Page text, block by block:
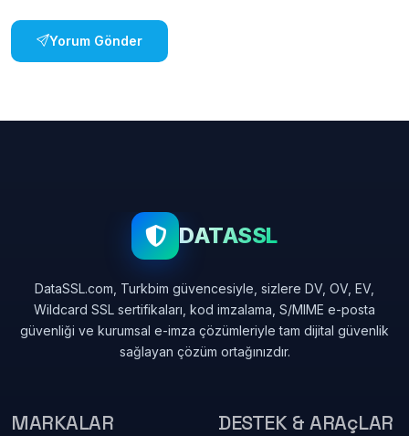
Yorum Gönder
DATASSL
DataSSL.com, Turkbim güvencesiyle, sizlere DV, OV, EV,
Wildcard SSL sertifikaları, kod imzalama, S/MIME e-posta
güvenliği ve kurumsal e-imza çözümleriyle tam dijital güvenlik
sağlayan çözüm ortağınızdır.
MARKALAR DESTEK & ARAçLAR